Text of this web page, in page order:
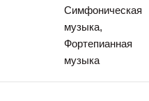
Симфоническая
музыка,
Фортепианная
музыка